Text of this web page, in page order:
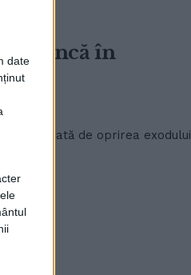
datemuncă în
fost legată de oprirea exodului